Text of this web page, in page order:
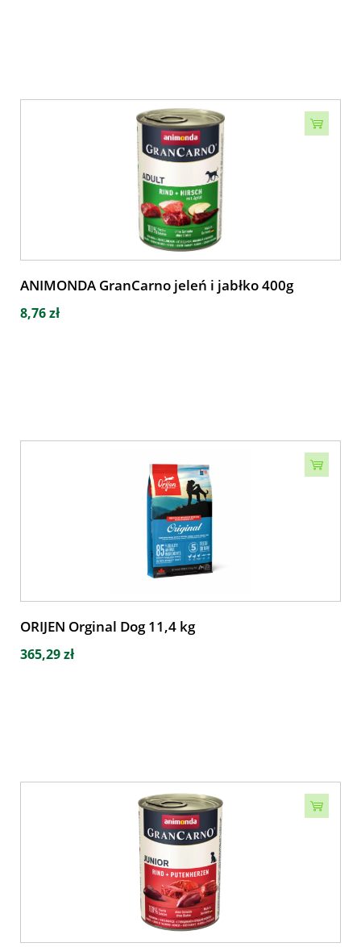
ANIMONDA GranCarno jeleń i jabłko 400g
8,76 zł
ORIJEN Orginal Dog 11,4 kg
365,29 zł